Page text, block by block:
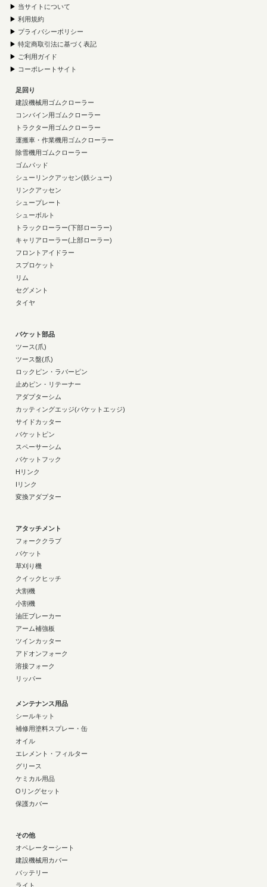
▶ 当サイトについて
▶ 利用規約
▶ プライバシーポリシー
▶ 特定商取引法に基づく表記
▶ ご利用ガイド
▶ コーポレートサイト
足回り
建設機械用ゴムクローラー
コンバイン用ゴムクローラー
トラクター用ゴムクローラー
運搬車・作業機用ゴムクローラー
除雪機用ゴムクローラー
ゴムパッド
シューリンクアッセン(鉄シュー)
リンクアッセン
シュープレート
シューボルト
トラックローラー(下部ローラー)
キャリアローラー(上部ローラー)
フロントアイドラー
スプロケット
リム
セグメント
タイヤ
バケット部品
ツース(爪)
ツース盤(爪)
ロックピン・ラバーピン
止めピン・リテーナー
アダプターシム
カッティングエッジ(バケットエッジ)
サイドカッター
バケットピン
スペーサーシム
バケットフック
Hリンク
Iリンク
変換アダプター
アタッチメント
フォーククラブ
バケット
草刈り機
クイックヒッチ
大割機
小割機
油圧ブレーカー
アーム補強板
ツインカッター
アドオンフォーク
溶接フォーク
リッパー
メンテナンス用品
シールキット
補修用塗料スプレー・缶
オイル
エレメント・フィルター
グリース
ケミカル用品
Oリングセット
保護カバー
その他
オペレーターシート
建設機械用カバー
バッテリー
ライト